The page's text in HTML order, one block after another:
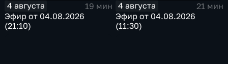
4 августа
19 мин
Эфир от 04.08.2026
(21:10)
4 августа
21 мин
Эфир от 04.08.2026
(11:30)